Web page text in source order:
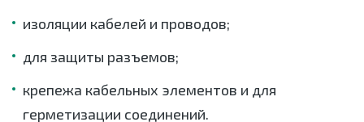
изоляции кабелей и проводов;
для защиты разъемов;
крепежа кабельных элементов и для
герметизации соединений.